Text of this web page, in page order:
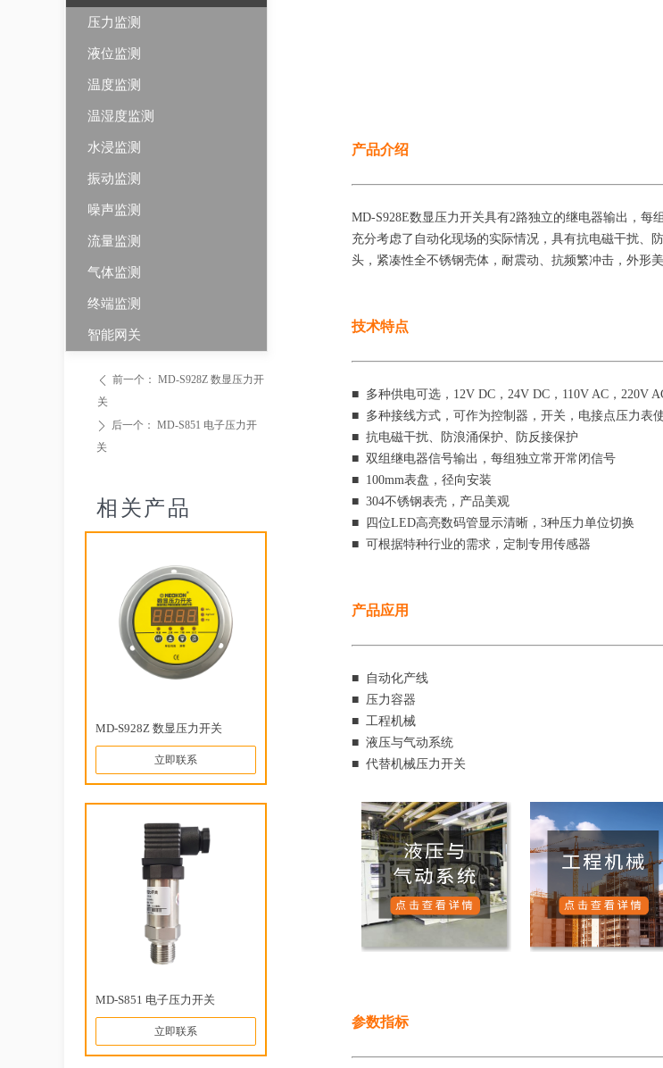
ꄴ 前一个： MD-S928Z 数显压力开
关
ꄲ 后一个： MD-S851 电子压力开
关
MD-S928Z 数显压力开关
立即联系
MD-S851 电子压力开关
立即联系
产品介绍
MD-S928E数显压力开关具有2路独立的继电器输出，每
充分考虑了自动化现场的实际情况，具有抗电磁干扰、
头，紧凑性全不锈钢壳体，耐震动、抗频繁冲击，外形美
技术特点
■ 多种供电可选，12V DC，24V DC，110V AC，220V
■ 多种接线方式，可作为控制器，开关，电接点压力表
■ 抗电磁干扰、防浪涌保护、防反接保护
■ 双组继电器信号输出，每组独立常开常闭信号
■ 100mm表盘，径向安装
■ 304不锈钢表壳，产品美观
■ 四位LED高亮数码管显示清晰，3种压力单位切换
■ 可根据特种行业的需求，定制专用传感器
产品应用
■ 自动化产线
■ 压力容器
■ 工程机械
■ 液压与气动系统
■ 代替机械压力开关
参数指标
压力监测
液位监测
温度监测
温湿度监测
水浸监测
振动监测
噪声监测
流量监测
气体监测
终端监测
智能网关
相关产品